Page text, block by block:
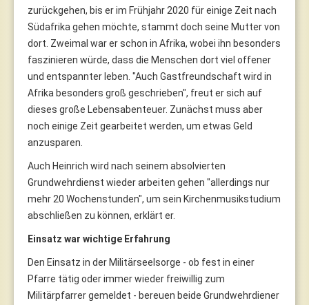
zurückgehen, bis er im Frühjahr 2020 für einige Zeit nach
Südafrika gehen möchte, stammt doch seine Mutter von
dort. Zweimal war er schon in Afrika, wobei ihn besonders
faszinieren würde, dass die Menschen dort viel offener
und entspannter leben. "Auch Gastfreundschaft wird in
Afrika besonders groß geschrieben", freut er sich auf
dieses große Lebensabenteuer. Zunächst muss aber
noch einige Zeit gearbeitet werden, um etwas Geld
anzusparen.
Auch Heinrich wird nach seinem absolvierten
Grundwehrdienst wieder arbeiten gehen "allerdings nur
mehr 20 Wochenstunden", um sein Kirchenmusikstudium
abschließen zu können, erklärt er.
Einsatz war wichtige Erfahrung
Den Einsatz in der Militärseelsorge - ob fest in einer
Pfarre tätig oder immer wieder freiwillig zum
Militärpfarrer gemeldet - bereuen beide Grundwehrdiener